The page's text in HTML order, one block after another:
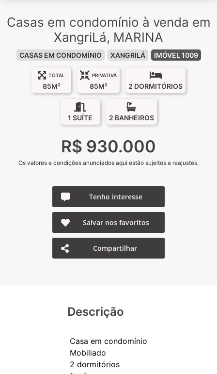
Casas em condomínio à venda em
XangriLá, MARINA
CASAS EM CONDOMÍNIO XANGRILÁ IMÓVEL 1009
TOTAL
85M²
PRIVATIVA
85M² 2 DORMITÓRIOS
1 SUÍTE 2 BANHEIROS
R$ 930.000
Os valores e condições anunciados aqui estão sujeitos a reajustes.
Tenho interesse
Salvar nos favoritos
Compartilhar
Descrição
Casa em condomínio
Mobiliado
2 dormitórios